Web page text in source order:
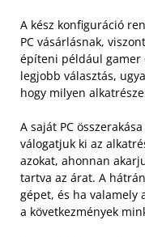
A kész konfiguráció
PC vásárlásnak,
építeni például gamer
legjobb választás,
hogy milyen
A saját PC
válogatjuk ki az
azokat, ahonnan
tartva az árat. A
gépet, és ha valamely
a következmények